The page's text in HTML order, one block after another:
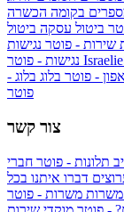
בקומה הכשרה
ביטול עסקה ביטול
שירות - פוטר נגישות
- פוטר בלוג בלוג -
פוטר
צור קשר
תלונות - פוטר חברי
דברו איתנו בכל
משרות משרות - פוטר